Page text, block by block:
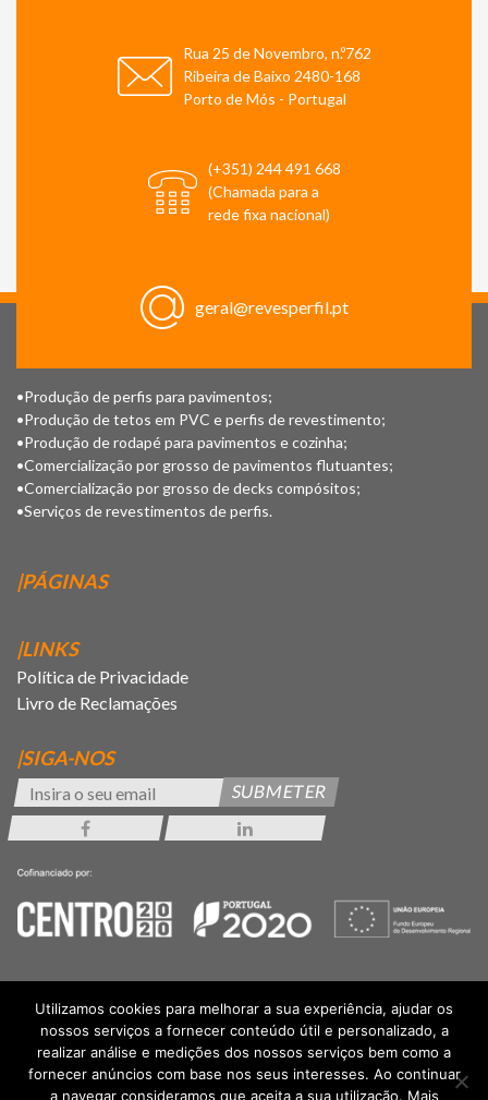
Rua 25 de Novembro, n.º762
Ribeira de Baixo 2480-168
Porto de Mós - Portugal
(+351) 244 491 668
(Chamada para a
rede fixa nacional)
geral@revesperfil.pt
•Produção de perfis para pavimentos;
•Produção de tetos em PVC e perfis de revestimento;
•Produção de rodapé para pavimentos e cozinha;
•Comercialização por grosso de pavimentos flutuantes;
•Comercialização por grosso de decks compósitos;
•Serviços de revestimentos de perfis.
|PÁGINAS
|LINKS
Política de Privacidade
Livro de Reclamações
|SIGA-NOS
SUBMETER
Utilizamos cookies para melhorar a sua experiência, ajudar os
nossos serviços a fornecer conteúdo útil e personalizado, a
realizar análise e medições dos nossos serviços bem como a
fornecer anúncios com base nos seus interesses. Ao continuar
a navegar consideramos que aceita a sua utilização. Mais